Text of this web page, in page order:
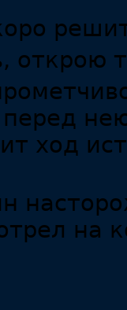
открою
ход
на